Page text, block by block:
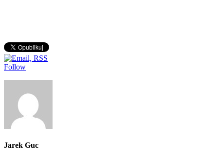
Follow
Jarek Guc